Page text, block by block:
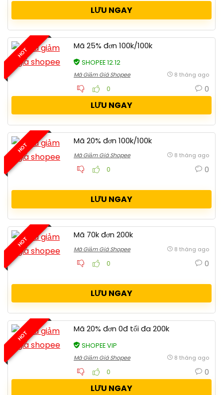
LƯU NGAY
HOT
Mã 25% đơn 100k/100k
SHOPEE 12.12
Mã Giảm Giá Shopee 8 tháng ago
0 0
LƯU NGAY
HOT
Mã 20% đơn 100k/100k
Mã Giảm Giá Shopee 8 tháng ago
0 0
LƯU NGAY
HOT
Mã 70k đơn 200k
Mã Giảm Giá Shopee 8 tháng ago
0 0
LƯU NGAY
HOT
Mã 20% đơn 0đ tối đa 200k
SHOPEE VIP
Mã Giảm Giá Shopee 8 tháng ago
0 0
LƯU NGAY